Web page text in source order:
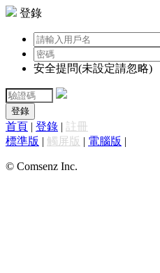
登錄
安全提問(未設定請忽略)
登錄
首頁 | 登錄 | 註冊
標準版 | 觸屏版 | 電腦版 |
© Comsenz Inc.